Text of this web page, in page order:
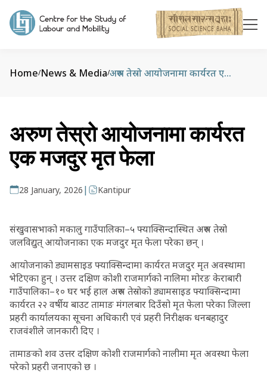
Home/News & Media/ अरुण तेस्रो आयोजनामा कार्यरत एक मजदुर मृत फेला
अरुण तेस्रो आयोजनामा कार्यरत
एक मजदुर मृत फेला
28 January, 2026 | Kantipur
संखुवासभाको मकालु गाउँपालिका–५ फ्याक्सिन्दास्थित अरुण तेस्रो
जलविद्युत् आयोजनाका एक मजदुर मृत फेला परेका छन् ।
आयोजनाको ड्यामसाइड फ्याक्सिन्दामा कार्यरत मजदुर मृत अवस्थामा
भेटिएका हुन् । उत्तर दक्षिण कोशी राजमार्गको नालिमा मोरङ केराबारी
गाउँपालिका–१० घर भई हाल अरुण तेस्रोको ड्यामसाइड फ्याक्सिन्दामा
कार्यरत २२ वर्षीय बाउट तामाङ मंगलबार दिउँसो मृत फेला परेका जिल्ला
प्रहरी कार्यालयका सूचना अधिकारी एवं प्रहरी निरीक्षक धनबहादुर
राजवंशीले जानकारी दिए ।
तामाङको शव उत्तर दक्षिण कोशी राजमार्गको नालीमा मृत अवस्था फेला
परेको प्रहरी जनाएको छ ।